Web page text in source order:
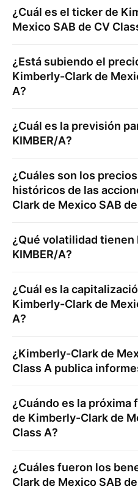
¿Cuál es el ticker de
Mexico SAB de CV
¿Está subiendo el
Kimberly-Clark de
A?
¿Cuál es la previsión
KIMBER/A?
¿Cuáles son los
históricos de las
Clark de Mexico SAB
¿Qué volatilidad tienen
KIMBER/A?
¿Cuál es la
Kimberly-Clark de
A?
¿Kimberly-Clark de
Class A publica
¿Cuándo es la próxima
de Kimberly-Clark de
Class A?
¿Cuáles fueron los
Clark de Mexico SAB